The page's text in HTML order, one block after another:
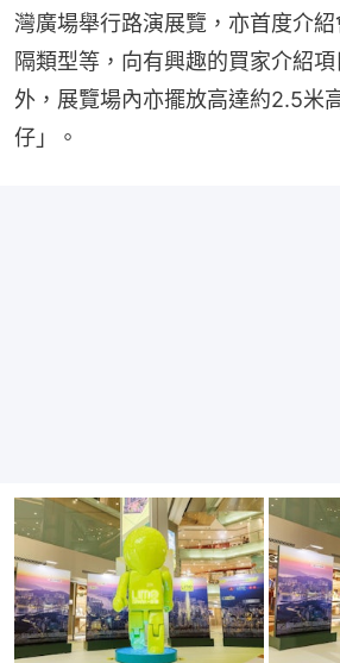
灣廣場舉行路演展覽，亦首度介
隔類型等，向有興趣的買家介紹
外，展覽場內亦擺放高達約2.5米
仔」。